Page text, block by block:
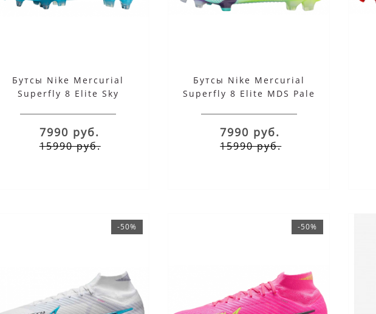
Бутсы Nike Mercurial
Superfly 8 Elite Sky
7990 руб.
15990 руб.
Бутсы Nike Mercurial
Superfly 8 Elite MDS Pale
7990 руб.
15990 руб.
-50% -50%